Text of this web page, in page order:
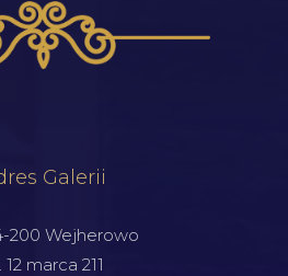
Galerii
200 Wejherowo
12 marca 211